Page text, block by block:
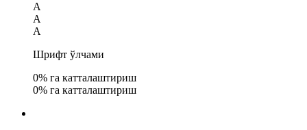
A
A
A
Шрифт ўлчами
0% га катталаштириш
0% га катталаштириш